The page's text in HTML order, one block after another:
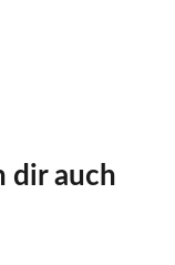
dir auch